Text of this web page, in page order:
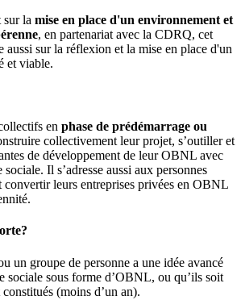
sur la mise en place d'un environnement et
, en partenariat avec la CDRQ, cet
aussi sur la réflexion et la mise en place d'un
et viable.
en phase de prédémarrage ou
collectivement leur projet, s’outiller et
de développement de leur OBNL avec
Il s’adresse aussi aux personnes
convertir leurs entreprises privées en OBNL
un groupe de personne a une idée avancé
sociale sous forme d’OBNL, ou qu’ils soit
(moins d’un an).